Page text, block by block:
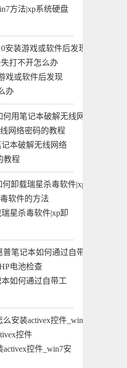
方法|xp系统硬盘
戏或软件后发现
办
记本破解无线网络
教程
星杀毒软件|xp卸
本如何通过自带工
控件_win7安